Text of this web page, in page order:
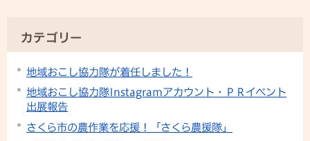
カテゴリー
地域おこし協力隊が着任しました！
地域おこし協力隊Instagramアカウント・ＰＲイベント
出展報告
さくら市の農作業を応援！「さくら農援隊」